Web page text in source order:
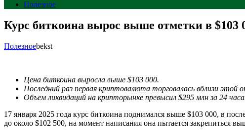
Полезное
Курс биткоина вырос выше отметки в $103
Полезноеbekst
Цена биткоина выросла выше $103 000.
Последний раз первая криптовалюта торговалась вблизи этой
Объем ликвидаций на крипторынке превысил $295 млн за 24
17 января 2025 года курс биткоина поднимался выше $103 000, в
до около $102 500, на момент написания она пытается закрепиться